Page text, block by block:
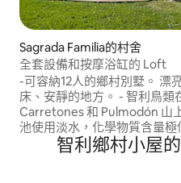
Sagrada Familia的村舍
全套設備和按摩浴缸的 Loft
-可容納12人的鄉村別墅。 漂
床、安靜的地方。 - 智利鳥類在 Estero
Carretones 和 Pulmodón 山上飛
池使用淡水，化學物質含量極低。 -
齊全的廚房。 - 你總會找到橄欖油、海
鹽、糖、香料等... -雙層木炭烤架。 -與親
智利鄉村小屋